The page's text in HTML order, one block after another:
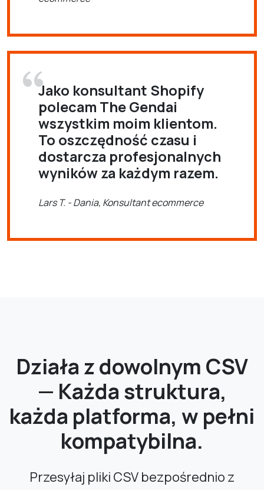
Jako konsultant Shopify
polecam The Gendai
wszystkim moim klientom.
To oszczędność czasu i
dostarcza profesjonalnych
wyników za każdym razem.
Lars T. - Dania, Konsultant ecommerce
Działa z dowolnym CSV
— Każda struktura,
każda platforma, w pełni
kompatybilna.
Przesyłaj pliki CSV bezpośrednio z